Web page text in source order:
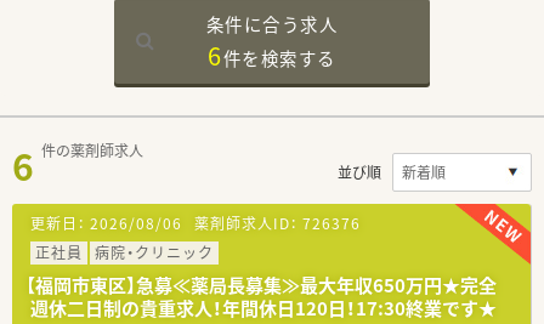
条件に合う求人
6件を検索する
6 件の薬剤師求人
並び順
更新日： 2026/08/06 薬剤師求人ID： 726376
正社員
病院・クリニック
【福岡市東区】急募≪薬局長募集≫最大年収650万円★完全
週休二日制の貴重求人！年間休日120日！17:30終業です★